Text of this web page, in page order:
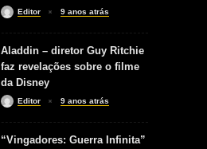
Editor 9 anos atrás
Aladdin – diretor Guy Ritchie
faz revelações sobre o filme
da Disney
Editor 9 anos atrás
“Vingadores: Guerra Infinita”